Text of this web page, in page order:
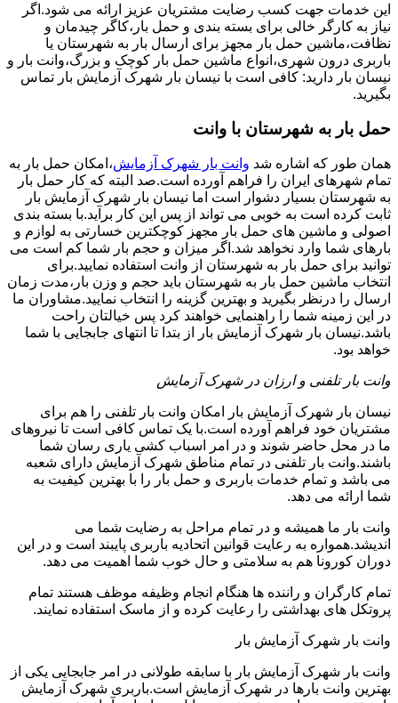
این خدمات جهت کسب رضایت مشتریان عزیز ارائه می شود.اگر
نیاز به کارگر خالی برای بسته بندی و حمل بار،کاگر چیدمان و
نظافت،ماشین حمل بار مجهز برای ارسال بار به شهرستان یا
باربری درون شهری،انواع ماشین حمل بار کوچک و بزرگ،وانت بار و
نیسان بار دارید: کافی است با نیسان بار شهرک آزمایش بار تماس
بگیرید.
حمل بار به شهرستان با وانت
همان طور که اشاره شد وانت بار شهرک آزمایش،امکان حمل بار به
تمام شهرهای ایران را فراهم آورده است.صد البته که کار حمل بار
به شهرستان بسیار دشوار است اما نیسان بار شهرک آزمایش بار
ثابت کرده است به خوبی می تواند از پس این کار برآید.با بسته بندی
اصولی و ماشین های حمل بار مجهز کوچکترین خسارتی به لوازم و
بارهای شما وارد نخواهد شد.اگر میزان و حجم بار شما کم است می
توانید برای حمل بار به شهرستان از وانت استفاده نمایید.برای
انتخاب ماشین حمل بار به شهرستان باید حجم و وزن بار،مدت زمان
ارسال را درنظر بگیرید و بهترین گزینه را انتخاب نمایید.مشاوران ما
در این زمینه شما را راهنمایی خواهند کرد پس خیالتان راحت
باشد.نیسان بار شهرک آزمایش بار از بتدا تا انتهای جابجایی با شما
خواهد بود.
وانت بار تلفنی و ارزان در شهرک آزمایش
نیسان بار شهرک آزمایش بار امکان وانت بار تلفنی را هم برای
مشتریان خود فراهم آورده است.با یک تماس کافی است تا نیروهای
ما در محل حاضر شوند و در امر اسباب کشی یاری رسان شما
باشند.وانت بار تلفنی در تمام مناطق شهرک آزمایش دارای شعبه
می باشد و تمام خدمات باربری و حمل بار را با بهترین کیفیت به
شما ارائه می دهد.
وانت بار ما همیشه و در تمام مراحل به رضایت شما می
اندیشد.همواره به رعایت قوانین اتحادیه باربری پایبند است و در این
دوران کورونا هم به سلامتی و حال خوب شما اهمیت می دهد.
تمام کارگران و راننده ها هنگام انجام وظیفه موظف هستند تمام
پروتکل های بهداشتی را رعایت کرده و از ماسک استفاده نمایند.
وانت بار شهرک آزمایش بار
وانت بار شهرک آزمایش بار با سابقه طولانی در امر جابجایی یکی از
بهترین وانت بارها در شهرک آزمایش است.باربری شهرک آزمایش